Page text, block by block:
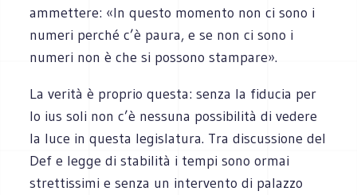
ammettere: «In questo momento non ci sono i
numeri perché c’è paura, e se non ci sono i
numeri non è che si possono stampare».
La verità è proprio questa: senza la fiducia per
lo ius soli non c’è nessuna possibilità di vedere
la luce in questa legislatura. Tra discussione del
Def e legge di stabilità i tempi sono ormai
strettissimi e senza un intervento di palazzo